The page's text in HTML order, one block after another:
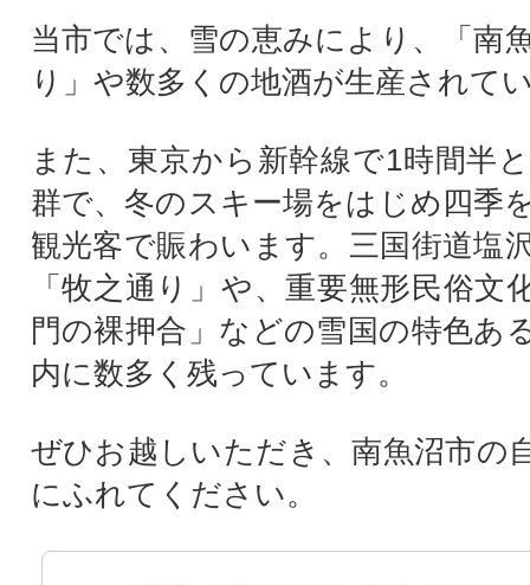
当市では、雪の恵みにより、「南
り」や数多くの地酒が生産されて
また、東京から新幹線で1時間半
群で、冬のスキー場をはじめ四季
観光客で賑わいます。三国街道塩
「牧之通り」や、重要無形民俗文
門の裸押合」などの雪国の特色あ
内に数多く残っています。
ぜひお越しいただき、南魚沼市の
にふれてください。